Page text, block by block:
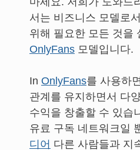
서는 비즈니스 모델로
위해 필요한 모든 것을
OnlyFans 모델입니다.
In OnlyFans를 사용하
관계를 유지하면서 다
수익을 창출할 수 있습
유료 구독 네트워크일
디어 다른 사람들과 지